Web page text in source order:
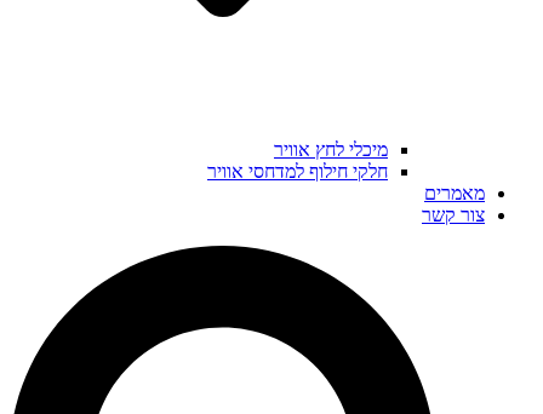
מיכלי לחץ אוויר
חלקי חילוף למדחסי אוויר
מאמרים
צור קשר